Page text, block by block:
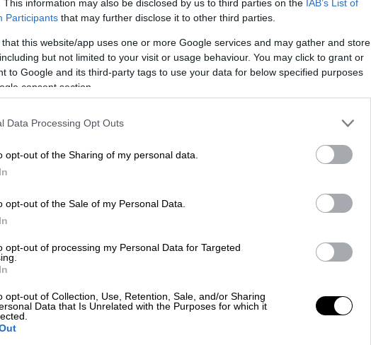
This information may also be disclosed by us to third parties on the IAB’s List of
Participants that may further disclose it to other third parties.
that this website/app uses one or more Google services and may gather and store
but not limited to your visit or usage behaviour. You may click to grant or
to Google and its third-party tags to use your data for below specified purposes
consent section.
Data Processing Opt Outs
opt-out of the Sharing of my personal data.
opt-out of the Sale of my Personal Data.
opt-out of processing my Personal Data for Targeted
opt-out of Collection, Use, Retention, Sale, and/or Sharing
Data that Is Unrelated with the Purposes for which it
συναγερμό Γιάννενα,